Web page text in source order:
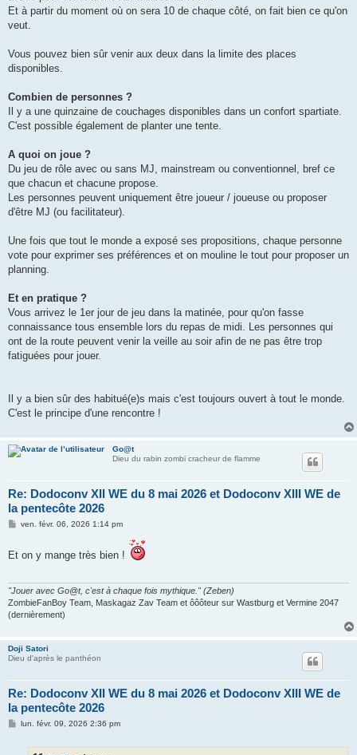
Et à partir du moment où on sera 10 de chaque côté, on fait bien ce qu'on
veut.
Vous pouvez bien sûr venir aux deux dans la limite des places
disponibles.
Combien de personnes ?
Il y a une quinzaine de couchages disponibles dans un confort spartiate.
C'est possible également de planter une tente.
A quoi on joue ?
Du jeu de rôle avec ou sans MJ, mainstream ou conventionnel, bref ce
que chacun et chacune propose.
Les personnes peuvent uniquement être joueur / joueuse ou proposer
d'être MJ (ou facilitateur).
Une fois que tout le monde a exposé ses propositions, chaque personne
vote pour exprimer ses préférences et on mouline le tout pour proposer un
planning.
Et en pratique ?
Vous arrivez le 1er jour de jeu dans la matinée, pour qu'on fasse
connaissance tous ensemble lors du repas de midi. Les personnes qui
ont de la route peuvent venir la veille au soir afin de ne pas être trop
fatiguées pour jouer.
Il y a bien sûr des habitué(e)s mais c'est toujours ouvert à tout le monde.
C'est le principe d'une rencontre !
Go@t
Dieu du rabin zombi cracheur de flamme
Re: Dodoconv XII WE du 8 mai 2026 et Dodoconv XIII WE de
la pentecôte 2026
M
s
a
ven. févr. 06, 2026 1:14 pm
Et on y mange très bien !
"Jouer avec Go@t, c'est à chaque fois mythique." (Zeben)
ZombieFanBoy Team, Maskagaz Zav Team et ôôôteur sur Wastburg et Vermine 2047
(dernièrement)
Doji Satori
Dieu d'après le panthéon
Re: Dodoconv XII WE du 8 mai 2026 et Dodoconv XIII WE de
la pentecôte 2026
Mlun. févr. 09, 2026 2:36 pm